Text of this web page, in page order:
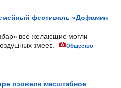
фестиваль «Дофамин
все желающие могли
змеев.
Общество
провели масштабное